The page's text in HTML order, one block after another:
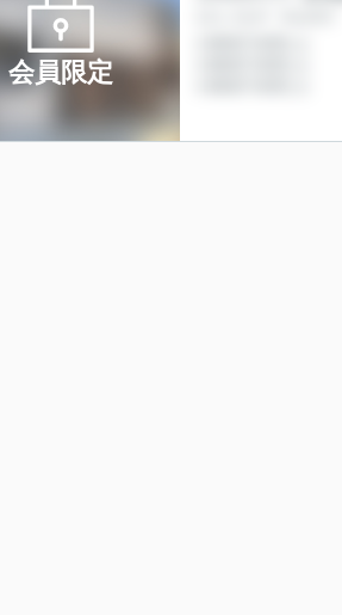
会員限定